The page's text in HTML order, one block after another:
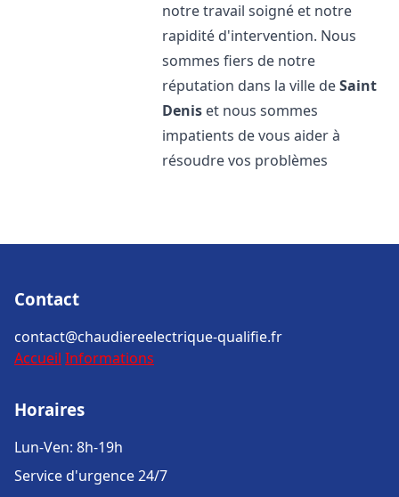
notre travail soigné et notre
rapidité d'intervention. Nous
sommes fiers de notre
réputation dans la ville deSaint
Denis et nous sommes
impatients de vous aider à
résoudre vos problèmes
Contact
contact@chaudiereelectrique-qualifie.fr
Accueil Informations
Horaires
Lun-Ven: 8h-19h
Service d'urgence 24/7